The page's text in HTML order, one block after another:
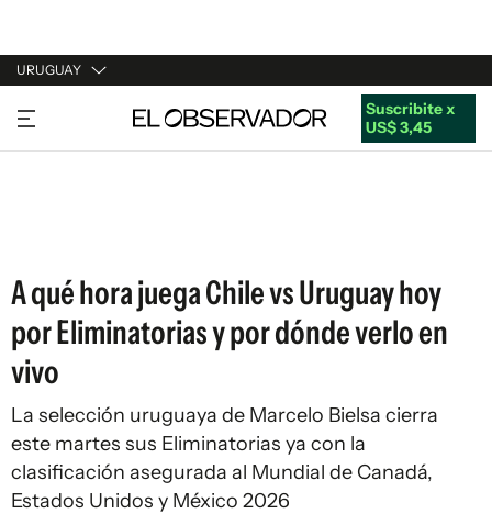
URUGUAY
URUGUAY
ARGENTINA
Suscribite x
US$ 3,45
A qué hora juega Chile vs Uruguay hoy
por Eliminatorias y por dónde verlo en
vivo
La selección uruguaya de Marcelo Bielsa cierra
este martes sus Eliminatorias ya con la
clasificación asegurada al Mundial de Canadá,
Estados Unidos y México 2026